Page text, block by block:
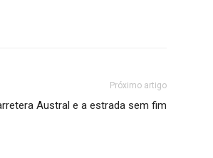
Próximo artigo
Austral e a estrada sem fim